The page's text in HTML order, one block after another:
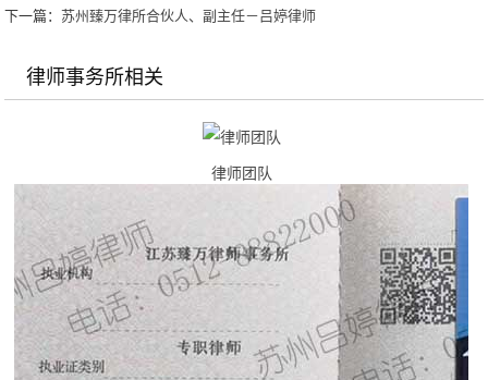
下一篇：苏州臻万律所合伙人、副主任－吕婷律师
律师事务所相关
律师团队